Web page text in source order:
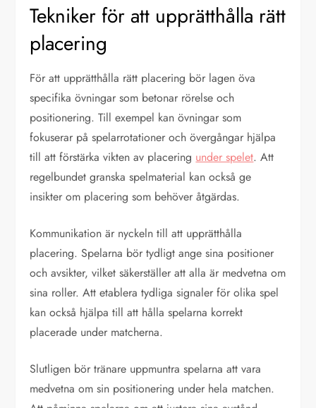
Tekniker för att upprätthålla rätt
placering
För att upprätthålla rätt placering bör lagen öva
specifika övningar som betonar rörelse och
positionering. Till exempel kan övningar som
fokuserar på spelarrotationer och övergångar hjälpa
till att förstärka vikten av placering under spelet. Att
regelbundet granska spelmaterial kan också ge
insikter om placering som behöver åtgärdas.
Kommunikation är nyckeln till att upprätthålla
placering. Spelarna bör tydligt ange sina positioner
och avsikter, vilket säkerställer att alla är medvetna om
sina roller. Att etablera tydliga signaler för olika spel
kan också hjälpa till att hålla spelarna korrekt
placerade under matcherna.
Slutligen bör tränare uppmuntra spelarna att vara
medvetna om sin positionering under hela matchen.